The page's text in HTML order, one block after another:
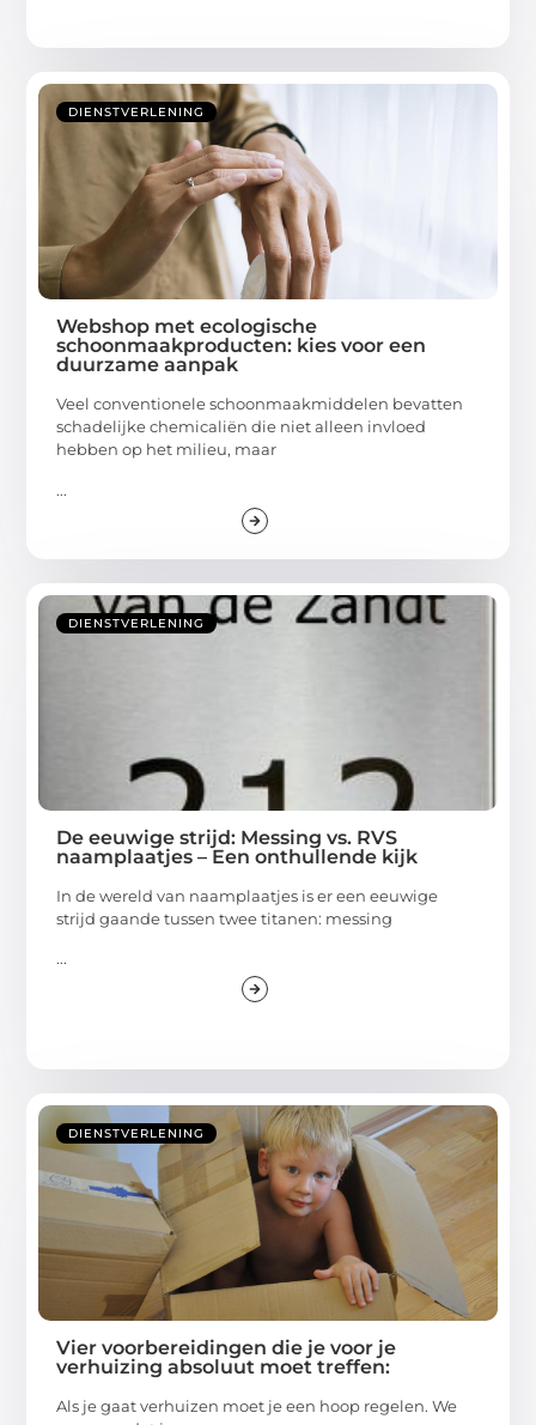
DIENSTVERLENING
Webshop met ecologische
schoonmaakproducten: kies voor een
duurzame aanpak
Veel conventionele schoonmaakmiddelen bevatten
schadelijke chemicaliën die niet alleen invloed
hebben op het milieu, maar
...
DIENSTVERLENING
De eeuwige strijd: Messing vs. RVS
naamplaatjes – Een onthullende kijk
In de wereld van naamplaatjes is er een eeuwige
strijd gaande tussen twee titanen: messing
...
DIENSTVERLENING
Vier voorbereidingen die je voor je
verhuizing absoluut moet treffen:
Als je gaat verhuizen moet je een hoop regelen. We